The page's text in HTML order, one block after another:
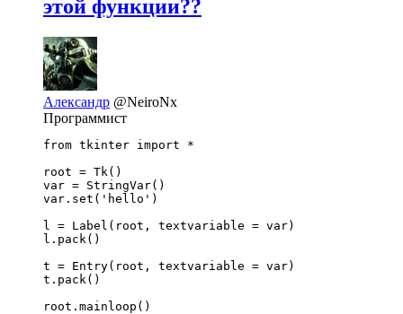
этой функции??
Александр @NeiroNx
Программист
from tkinter import *
root = Tk()
var = StringVar()
var.set('hello')
l = Label(root, textvariable = var)
l.pack()
t = Entry(root, textvariable = var)
t.pack()
root.mainloop()